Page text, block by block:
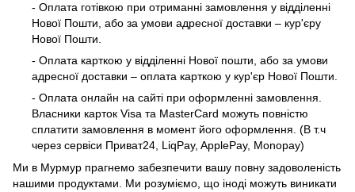
- Оплата готівкою при отриманні замовлення у відділенні
Нової Пошти, або за умови адресної доставки – кур'єру
Нової Пошти.
- Оплата карткою у відділенні Нової пошти, або за умови
адресної доставки – оплата карткою у кур'єр Нової Пошти.
- Оплата онлайн на сайті при оформленні замовлення.
Власники карток Visa та MasterCard можуть повністю
сплатити замовлення в момент його оформлення. (В т.ч
через сервіси Приват24, LiqPay, ApplePay, Monopay)
Ми в Мурмур прагнемо забезпечити вашу повну задоволеність
нашими продуктами. Ми розуміємо, що іноді можуть виникати